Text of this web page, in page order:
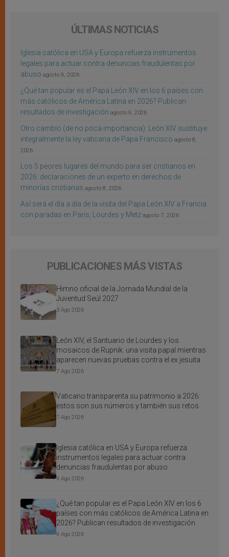
ÚLTIMAS NOTICIAS
Iglesia católica en USA y Europa refuerza instrumentos
legales para actuar contra denuncias fraudulentas por
abuso agosto 9, 2026
¿Qué tan popular es el Papa León XIV en los 6 países con
más católicos de América Latina en 2026? Publican
resultados de investigación agosto 9, 2026
Otro cambio (de no poca importancia): León XIV sustituye
integralmente la ley vaticana de Papa Francisco agosto 8,
2026
Los 5 peores lugares del mundo para ser cristianos en
2026: declaraciones de un experto en derechos de
minorías cristianas agosto 8, 2026
Así será el día a día de la visita del Papa León XIV a Francia
con paradas en París, Lourdes y Metz agosto 7, 2026
PUBLICACIONES MÁS VISTAS
Himno oficial de la Jornada Mundial de la
Juventud Seúl 2027
3 Ago 2026
León XIV, el Santuario de Lourdes y los
mosaicos de Rupnik: una visita papal mientras
aparecen nuevas pruebas contra el ex jesuita
7 Ago 2026
Vaticano transparenta su patrimonio a 2026:
estos son sus números y también sus retos
7 Ago 2026
Iglesia católica en USA y Europa refuerza
instrumentos legales para actuar contra
denuncias fraudulentas por abuso
9 Ago 2026
¿Qué tan popular es el Papa León XIV en los 6
países con más católicos de América Latina en
2026? Publican resultados de investigación
9 Ago 2026